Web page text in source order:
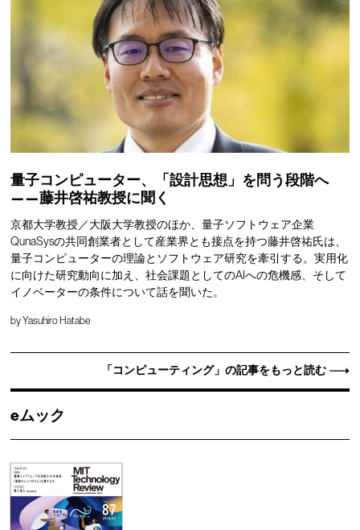
量子コンピューター、「設計思想」を問う段階へ
——藤井啓祐教授に聞く
京都大学教授／大阪大学教授のほか、量子ソフトウェア企業
QunaSysの共同創業者として産業界とも接点を持つ藤井啓祐氏は、
量子コンピューターの理論とソフトウェア研究を牽引する。実用化
に向けた研究動向に加え、社会課題としてのAIへの危機感、そして
イノベーターの条件について話を聞いた。
byYasuhiro Hatabe
「コンピューティング」の記事をもっと読む
eムック